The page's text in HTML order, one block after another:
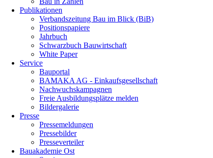
Publikationen
Verbandszeitung Bau im Blick (BiB)
Positionspapiere
Jahrbuch
Schwarzbuch Bauwirtschaft
White Paper
Service
Bauportal
BAMAKA AG - Einkaufsgesellschaft
Nachwuchskampagnen
Freie Ausbildungsplätze melden
Bildergalerie
Presse
Pressemeldungen
Pressebilder
Presseverteiler
Bauakademie Ost